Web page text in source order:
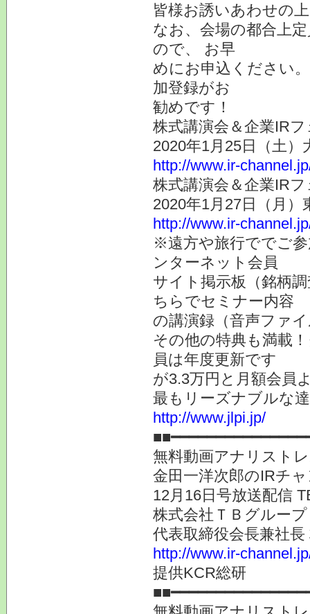
皆様お誘いあわせの
なお、会場の都合上
ので、 お早
めにお申込ください
加登録がお
勧めです！
株式講演会＆企業IR
2020年1月25日（土
http://www.ir-
株式講演会＆企業IR
2020年1月27日（月
http://www.ir-
※遠方や旅行ででご
ンターネット会員
サイト掲示板（銘柄
ちらでセミナー内容
の講演録（音声ファ
その他の特典も満載
員は年度更新です
が3.3万円と月額会員
最もリーズナブル
http://www.jlpi.jp/
無料動画アナリスト
金田一洋次郎のIRチ
12月16日号放送配信
株式会社ＴＢグルー
代表取締役会長兼社
http://www.ir-
提供KCR総研